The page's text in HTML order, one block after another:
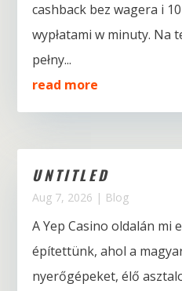
cashback bez wagera i
wypłatami w minuty. Na
pełny...
read more
UNTITLED
Aug 7, 2026 | Blog
A Yep Casino oldalán mi
építettünk, ahol a
nyerőgépeket, élő